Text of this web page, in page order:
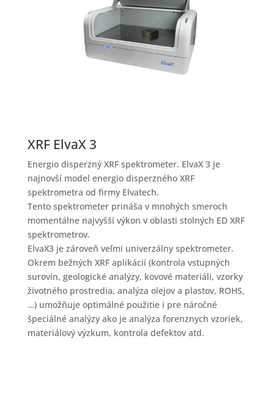
XRF ElvaX 3
Energio disperzný XRF spektrometer. ElvaX 3 je
najnovší model energio disperzného XRF
spektrometra od firmy Elvatech.
Tento spektrometer prináša v mnohých smeroch
momentálne najvyšší výkon v oblasti stolných ED XRF
spektrometrov.
ElvaX3 je zároveň veľmi univerzálny spektrometer.
Okrem bežných XRF aplikácií (kontrola vstupných
surovín, geologické analýzy, kovové materiáli, vzorky
životného prostredia, analýza olejov a plastov, ROHS,
…) umožňuje optimálné použitie i pre náročné
špeciálné analýzy ako je analýza forenznych vzoriek,
materiálový výzkum, kontrola defektov atd.